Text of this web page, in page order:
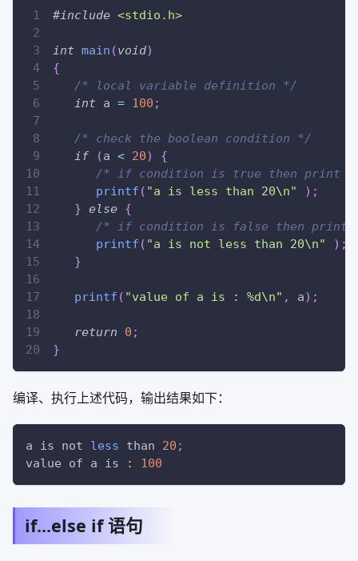
#include <stdio.h>
int main (void)
{
/* local variable definition */
int a = 100 ;
/* check the boolean condition */
if
(a < 20)
{
/* if condition is true then print
printf ( "a is less than 20\n" ) ;
} else {
/* if condition is false then print
printf ( "a is not less than 20\n" ) ;
}
printf ( "value of a is : %d\n" , a) ;
return 0 ;
}
编译、执行上述代码，输出结果如下：
a is not less than 20 ;
value of a is
: 100
if...else if 语句